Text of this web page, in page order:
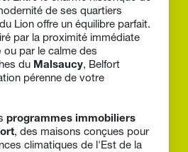
de ses quartiers
Lion offre un équilibre parfait.
par la proximité immédiate
ou par le calme des
du Malsaucy, Belfort
pérenne de votre
programmes immobiliers
, des maisons conçues pour
climatiques de l'Est de la